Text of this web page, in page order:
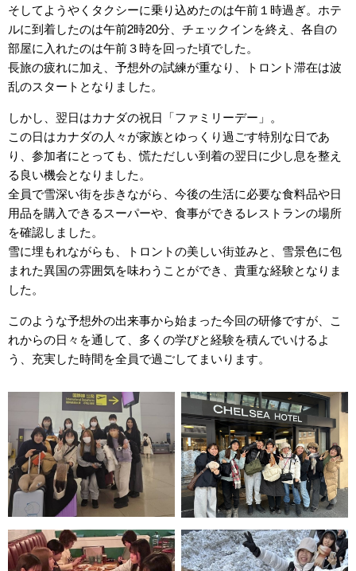
そしてようやくタクシーに乗り込めたのは午前１時過ぎ。ホテ
ルに到着したのは午前2時20分、チェックインを終え、各自の
部屋に入れたのは午前３時を回った頃でした。
長旅の疲れに加え、予想外の試練が重なり、トロント滞在は波
乱のスタートとなりました。
しかし、翌日はカナダの祝日「ファミリーデー」。
この日はカナダの人々が家族とゆっくり過ごす特別な日であ
り、参加者にとっても、慌ただしい到着の翌日に少し息を整え
る良い機会となりました。
全員で雪深い街を歩きながら、今後の生活に必要な食料品や日
用品を購入できるスーパーや、食事ができるレストランの場所
を確認しました。
雪に埋もれながらも、トロントの美しい街並みと、雪景色に包
まれた異国の雰囲気を味わうことができ、貴重な経験となりま
した。
このような予想外の出来事から始まった今回の研修ですが、こ
れからの日々を通して、多くの学びと経験を積んでいけるよ
う、充実した時間を全員で過ごしてまいります。